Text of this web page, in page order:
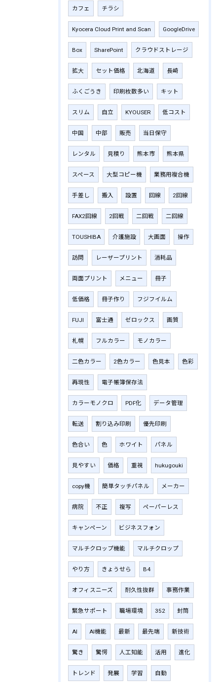
カフェ チラシ
Kyocera Cloud Print and Scan GoogleDrive
Box SharePoint クラウドストレージ
拡大 セット価格 北海道 長崎
ふくごうき 印刷枚数多い キット
スリム 自立 KYOUSER 低コスト
中国 中部 販売 当日保守
レンタル 見積り 熊本市 熊本県
スペース 大型コピー機 業務用複合機
手差し 搬入 設置 回線 2回線
FAX2回線 2回戦 二回戦 二回線
TOUSHIBA 介護施設 大画面 操作
訪問 レーザープリント 消耗品
両面プリント メニュー 冊子
低価格 冊子作り フジフイルム
FUJI 富士通 ゼロックス 画質
札幌 フルカラー モノカラー
二色カラー 2色カラー 色見本 色彩
再現性 電子帳簿保存法
カラーモノクロ PDF化 データ管理
転送 割り込み印刷 優先印刷
色合い 色 ホワイト パネル
見やすい 価格 重視 hukugouki
copy機 簡単タッチパネル メーカー
病院 不正 複写 ペーパーレス
キャンペーン ビジネスフォン
マルチクロップ機能 マルチクロップ
やり方 きょうせら B4
オフィスニーズ 耐久性抜群 事務作業
緊急サポート 職場環境 352 封筒
AI AI機能 最新 最先端 新技術
驚き 驚愕 人工知能 活用 進化
トレンド 発展 学習 自動